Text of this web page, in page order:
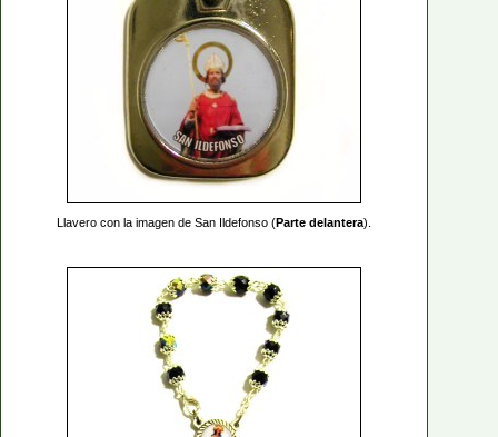
Llavero con la imagen de San Ildefonso (Parte delantera).